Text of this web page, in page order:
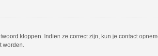
kloppen. Indien ze correct zijn, kun je contact
worden.